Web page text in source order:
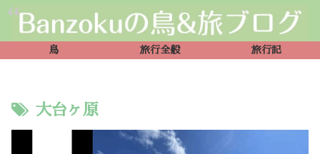
鳥 旅行全般 旅行記
大台ヶ原